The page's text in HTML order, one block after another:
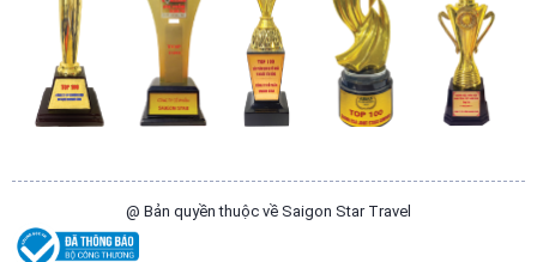
@ Bản quyền thuộc về Saigon Star Travel